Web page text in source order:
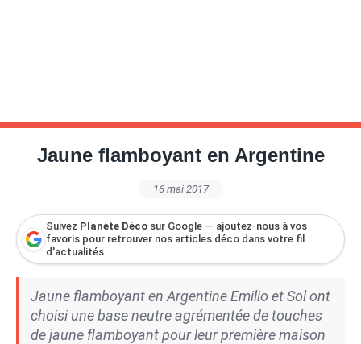
Jaune flamboyant en Argentine
16 mai 2017
Suivez Planète Déco sur Google — ajoutez-nous à vos
favoris pour retrouver nos articles déco dans votre fil
d'actualités
Jaune flamboyant en Argentine Emilio et Sol ont
choisi une base neutre agrémentée de touches
de jaune flamboyant pour leur première maison